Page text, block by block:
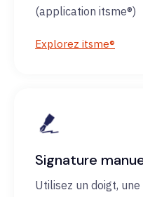
(application itsme®)
Explorez itsme®
Signature
Utilisez un doigt,